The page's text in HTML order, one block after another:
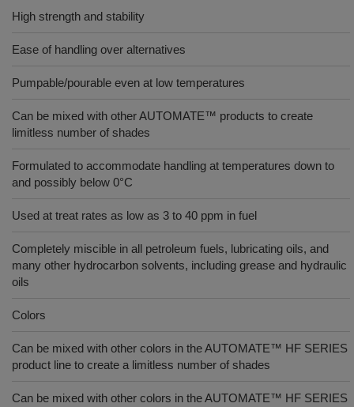
High strength and stability
Ease of handling over alternatives
Pumpable/pourable even at low temperatures
Can be mixed with other AUTOMATE™ products to create
limitless number of shades
Formulated to accommodate handling at temperatures down to
and possibly below 0°C
Used at treat rates as low as 3 to 40 ppm in fuel
Completely miscible in all petroleum fuels, lubricating oils, and
many other hydrocarbon solvents, including grease and hydraulic
oils
Colors
Can be mixed with other colors in the AUTOMATE™ HF SERIES
product line to create a limitless number of shades
Can be mixed with other colors in the AUTOMATE™ HF SERIES